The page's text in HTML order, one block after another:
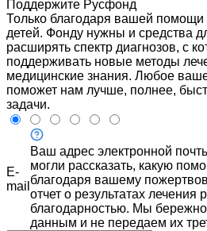
Поддержите Русфонд
Только благодаря вашей
детей. Фонду нужны и средства
расширять спектр диагнозов, с
поддерживать новые методы
медицинские знания. Любое
поможет нам лучше, полнее,
задачи.
E-
mail
Ваш адрес электронной
могли рассказать, какую
благодаря вашему
отчет о результатах лечения
благодарностью. Мы
данным и не передаем их